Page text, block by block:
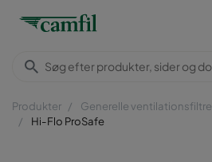
Produkter Generelle ventilationsfiltre
Hi-Flo ProSafe